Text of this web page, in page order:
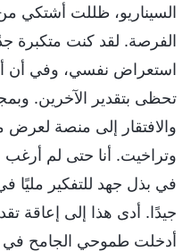
السيناريو، ظللت أشتكي
الفرصة. لقد كنت متكبرة
استعراض نفسي، وفي أن
تحظى بتقدير الآخرين.
والافتقار إلى منصة
وتراخيت. أنا حتى لم
في بذل جهد للتفكير مليًا
جيدًا. أدى هذا إلى إعاقة
أدخلت طموحي الجامح في